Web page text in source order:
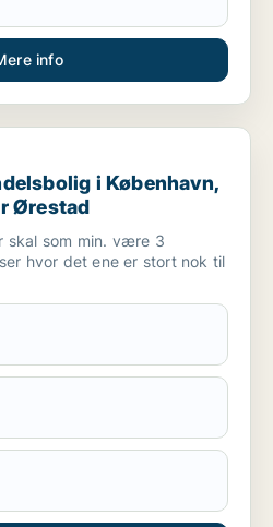
info
i København, Frederiksberg
i København,
Ørestad
skal som min. være 3
hvor det ene er stort nok til